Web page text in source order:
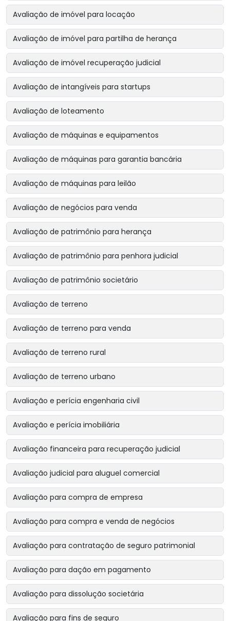
Avaliação de imóvel para locação
Avaliação de imóvel para partilha de herança
Avaliação de imóvel recuperação judicial
Avaliação de intangíveis para startups
Avaliação de loteamento
Avaliação de máquinas e equipamentos
Avaliação de máquinas para garantia bancária
Avaliação de máquinas para leilão
Avaliação de negócios para venda
Avaliação de patrimônio para herança
Avaliação de patrimônio para penhora judicial
Avaliação de patrimônio societário
Avaliação de terreno
Avaliação de terreno para venda
Avaliação de terreno rural
Avaliação de terreno urbano
Avaliação e perícia engenharia civil
Avaliação e perícia imobiliária
Avaliação financeira para recuperação judicial
Avaliação judicial para aluguel comercial
Avaliação para compra de empresa
Avaliação para compra e venda de negócios
Avaliação para contratação de seguro patrimonial
Avaliação para dação em pagamento
Avaliação para dissolução societária
Avaliação para fins de seguro